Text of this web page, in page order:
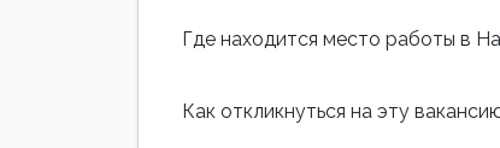
Где находится место работы в
Как откликнуться на эту